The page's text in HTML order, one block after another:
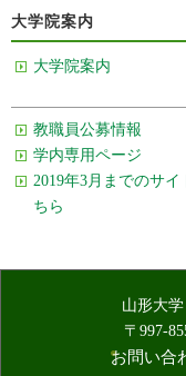
大学院案内
大学院案内
教職員公募情報
学内専用ページ
2019年3月までのサイ
ちら
山形大
〒997-
お問い合